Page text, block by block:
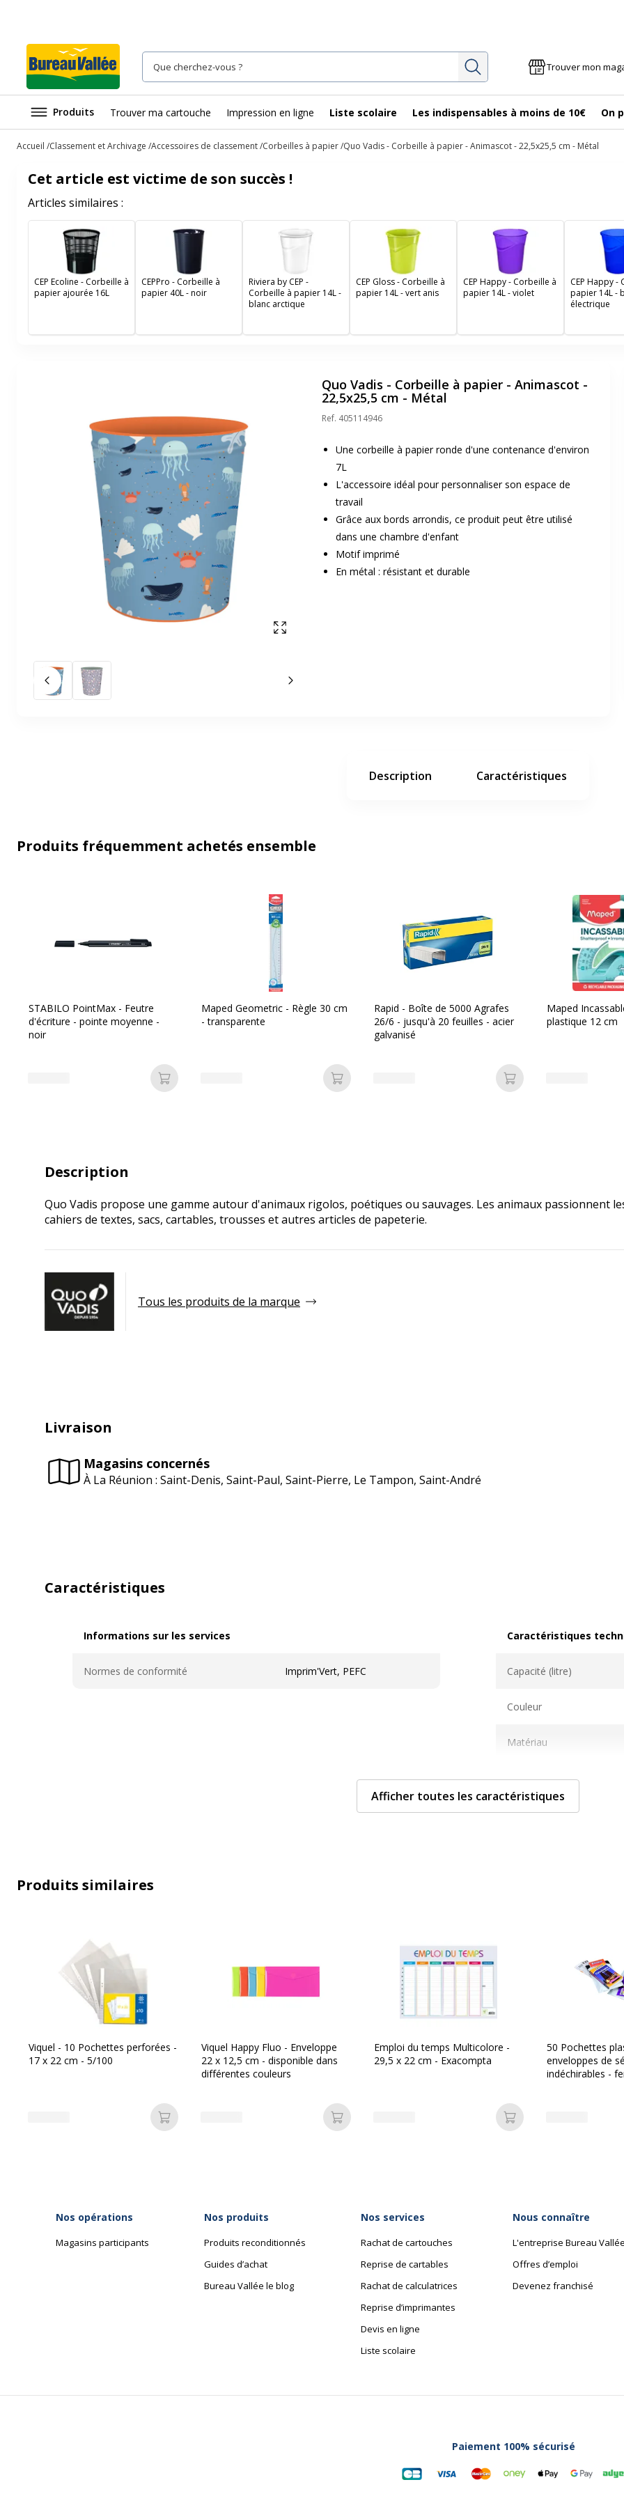
Rechercher Trouver mon
Produits Trouver ma cartouche Impression en ligne Liste scolaire Les indispensables à moins de 10€ On
Accueil Classement et Archivage Accessoires de classement Corbeilles à papier Quo Vadis - Corbeille à papier - Animascot - 22,5x25,5 cm - Métal
Cet article est victime de son succès !
Articles similaires :
CEP Ecoline - Corbeille à
papier ajourée 16L
CEPPro - Corbeille à
papier 40L - noir
Riviera by CEP -
Corbeille à papier 14L -
blanc arctique
CEP Gloss - Corbeille à
papier 14L - vert anis
CEP Happy - Corbeille à
papier 14L - violet
CEP Happy -
papier 14L -
électrique
Afficher en plein écran
Slide précédent Slide suivant
Quo Vadis - Corbeille à papier - Animascot -
22,5x25,5 cm - Métal
Ref. 405114946
Une corbeille à papier ronde d'une contenance d'environ
7L
L'accessoire idéal pour personnaliser son espace de
travail
Grâce aux bords arrondis, ce produit peut être utilisé
dans une chambre d'enfant
Motif imprimé
En métal : résistant et durable
Description Caractéristiques
Produits fréquemment achetés ensemble
STABILO PointMax - Feutre
d'écriture - pointe moyenne -
noir
Ajouter au panier
Maped Geometric - Règle 30 cm
- transparente
Ajouter au panier
Rapid - Boîte de 5000 Agrafes
26/6 - jusqu'à 20 feuilles - acier
galvanisé
Ajouter au panier
Maped
plastique 12 cm
Description
Quo Vadis propose une gamme autour d'animaux rigolos, poétiques ou sauvages. Les animaux passionnent
cahiers de textes, sacs, cartables, trousses et autres articles de papeterie.
Tous les produits de la marque
Livraison
Magasins concernés
À La Réunion : Saint-Denis, Saint-Paul, Saint-Pierre, Le Tampon, Saint-André
Caractéristiques
Informations sur les services
Normes de conformité Imprim'Vert, PEFC
Caractéristiques
Capacité (litre)
Couleur
Matériau
Positionnement/montage
Caractéristiques générales
Contenu de l'emballage
Quantité incluse
Type de produit
Utilisation recommandée Papier
Référence produit
Hauteur
Afficher toutes les caractéristiques
Produits similaires
Viquel - 10 Pochettes perforées -
17 x 22 cm - 5/100
Ajouter au panier
Viquel Happy Fluo - Enveloppe
22 x 12,5 cm - disponible dans
différentes couleurs
Ajouter au panier
Emploi du temps Multicolore -
29,5 x 22 cm - Exacompta
Ajouter au panier
50 Pochettes
enveloppes de
indéchirables -
Nos opérations
Magasins participants
Nos produits
Produits reconditionnés
Guides d’achat
Bureau Vallée le blog
Nos services
Rachat de cartouches
Reprise de cartables
Rachat de calculatrices
Reprise d’imprimantes
Devis en ligne
Liste scolaire
Nous connaître
L'entreprise Bureau Vallée
Offres d’emploi
Devenez franchisé
Paiement 100% sécurisé